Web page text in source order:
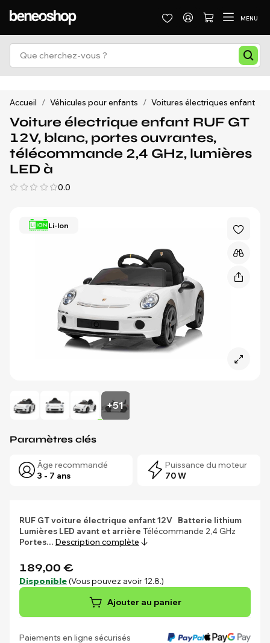
MENU
Accueil / Véhicules pour enfants / Voitures électriques enfant
Voiture électrique enfant RUF GT
12V, blanc, portes ouvrantes,
télécommande 2,4 GHz, lumières
LED à
0.0
Li-Ion
+51
Paramètres clés
Âge recommandé
3 - 7 ans
Puissance du moteur
70 W
RUF GT voiture électrique enfant 12V
Batterie lithium
Lumières LED avant et arrière Télécommande 2,4 GHz
Portes… Description complète
189,00 €
Disponible (Vous pouvez avoir 12.8.)
Ajouter au panier
Paiements en ligne sécurisés